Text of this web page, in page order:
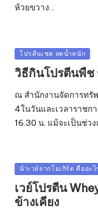
ห้วยขวาง…
Posted
in
โปรตีนเชค ลดน้ำหนัก
วิธีกินโปรตีนพืช
ณ สำนักงานจัดการทรั
4ในวันและเวลาราชก
16.30 น. แม้จะเป็นช่วง
Posted
น้ําเวย์จากโยเกิร์ต คืออะไ
เวย์โปรตีน
ข้างเคียง